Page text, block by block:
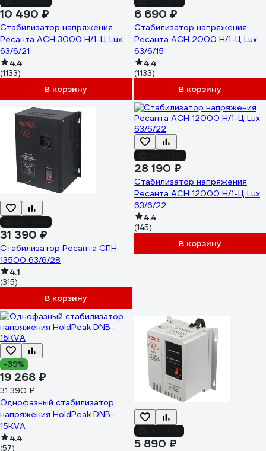
10 490 ₽
Стабилизатор напряжения
Ресанта АСН 3000 Н/1-Ц Lux
63/6/21
4.4
(1133)
В корзину
6 690 ₽
Стабилизатор напряжения
Ресанта АСН 2000 Н/1-Ц Lux
63/6/15
4.4
(1133)
В корзину
31 390 ₽
Стабилизатор Ресанта СПН
13500 63/6/28
4.1
(315)
В корзину
28 190 ₽
Стабилизатор напряжения
Ресанта АСН 12000 Н/1-Ц Lux
63/6/22
4.4
(145)
В корзину
-39%
19 268 ₽
31 390 ₽
Однофазный стабилизатор
напряжения HoldPeak DNB-
15KVA
4.4
(57) 5 890 ₽